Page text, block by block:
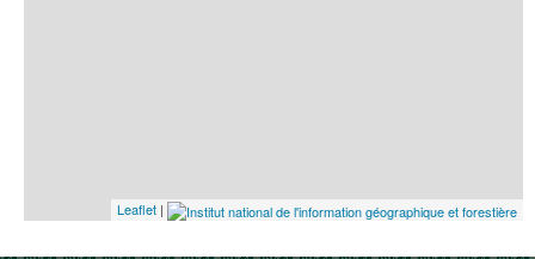
Leaflet |